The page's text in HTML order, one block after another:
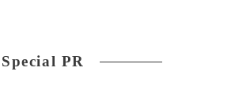
Special PR